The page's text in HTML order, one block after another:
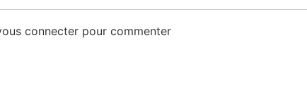
connecter pour commenter